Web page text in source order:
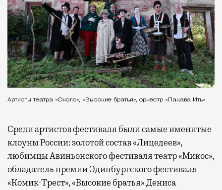
Артисты театра «Около», «Высокие братья», оркестр «Пакава Ить»
Среди артистов фестиваля были самые именитые
клоуны России: золотой состав «Лицедеев»,
любимцы Авиньонского фестиваля театр «Микос»,
обладатель премии Эдинбургского фестиваля
«Комик-Трест», «Высокие братья» Дениса